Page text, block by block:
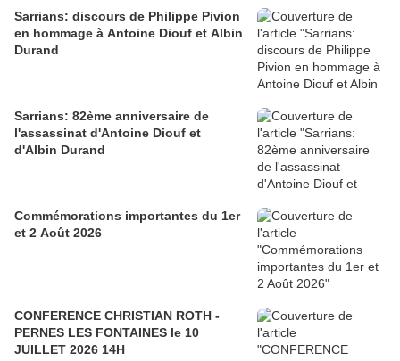
Sarrians: discours de Philippe Pivion
en hommage à Antoine Diouf et Albin
Durand
Sarrians: 82ème anniversaire de
l'assassinat d'Antoine Diouf et
d'Albin Durand
Commémorations importantes du 1er
et 2 Août 2026
CONFERENCE CHRISTIAN ROTH -
PERNES LES FONTAINES le 10
JUILLET 2026 14H